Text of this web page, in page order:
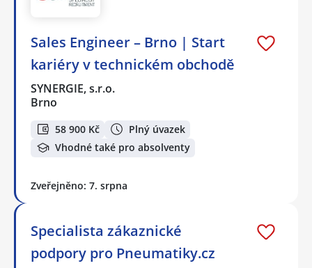
Sales Engineer – Brno | Start
kariéry v technickém obchodě
SYNERGIE, s.r.o.
Brno
58 900 Kč
Plný úvazek
Vhodné také pro absolventy
Zveřejněno: 7. srpna
Specialista zákaznické
podpory pro Pneumatiky.cz